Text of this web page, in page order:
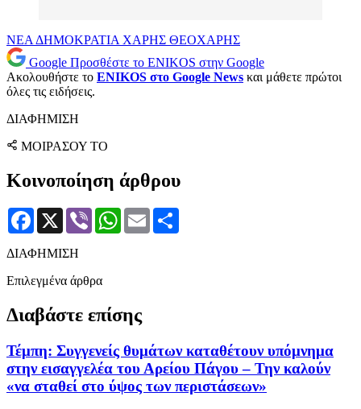
ΝΕΑ ΔΗΜΟΚΡΑΤΙΑ ΧΑΡΗΣ ΘΕΟΧΑΡΗΣ
Google Προσθέστε το ENIKOS στην Google
Ακολουθήστε το ENIKOS στο Google News και μάθετε πρώτοι
όλες τις ειδήσεις.
ΔΙΑΦΗΜΙΣΗ
ΜΟΙΡΑΣΟΥ ΤΟ
Κοινοποίηση άρθρου
Facebook
X Viber WhatsApp
Email
ΔΙΑΦΗΜΙΣΗ
Επιλεγμένα άρθρα
Διαβάστε επίσης
Τέμπη: Συγγενείς θυμάτων καταθέτουν υπόμνημα
στην εισαγγελέα του Αρείου Πάγου – Την καλούν
«να σταθεί στο ύψος των περιστάσεων»